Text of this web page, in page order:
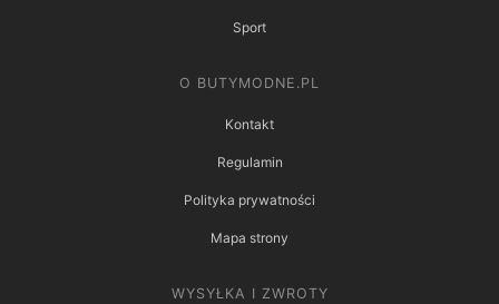
Sport
O BUTYMODNE.PL
Kontakt
Regulamin
Polityka prywatności
Mapa strony
WYSYŁKA I ZWROTY